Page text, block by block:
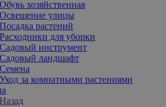
Обувь хозяйственная
Освещение улицы
Посадка растений
Расходники для уборки
Садовый инструмент
Садовый ландшафт
Семена
Уход за комнатными растениями
Назад